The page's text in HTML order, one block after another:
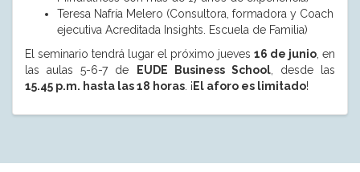
Teresa Nafría Melero (Consultora, formadora y Coach
ejecutiva Acreditada Insights. Escuela de Familia)
El seminario tendrá lugar el próximo jueves 16 de junio , en
las aulas 5-6-7 de
EUDE Business School, desde las
15.45 p.m. hasta las 18 horas . ¡ El aforo es limitado!